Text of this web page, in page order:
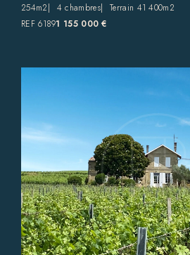
254m2
4 chambres
Terrain 41 400m2
REF 61891 155 000 €